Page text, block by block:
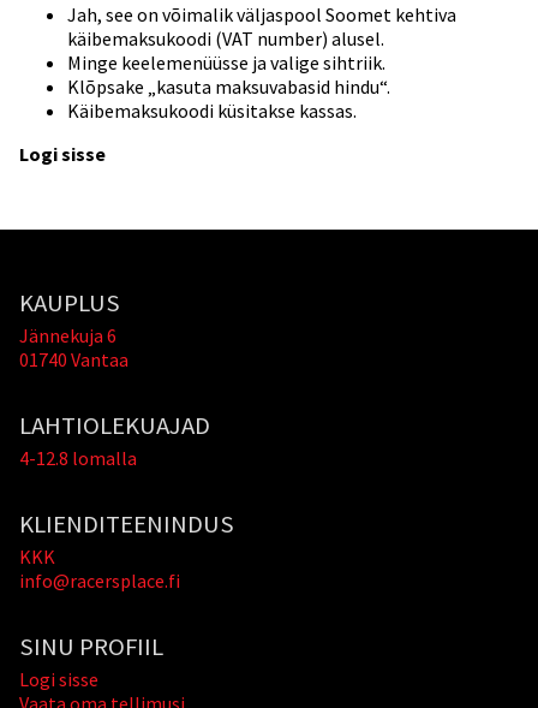
Jah, see on võimalik väljaspool Soomet kehtiva
käibemaksukoodi (VAT number) alusel.
Minge keelemenüüsse ja valige sihtriik.
Klõpsake „kasuta maksuvabasid hindu“.
Käibemaksukoodi küsitakse kassas.
Logi sisse
KAUPLUS
Jännekuja 6
01740 Vantaa
LAHTIOLEKUAJAD
4-12.8 lomalla
KLIENDITEENINDUS
KKK
info@racersplace.fi
SINU PROFIIL
Logi sisse